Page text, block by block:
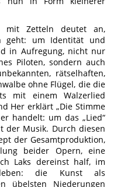
mit Zetteln deutet an,
geht: um Identität und
in Aufregung, nicht nur
Piloten, sondern auch
rätselhaften,
ohne Flügel, die die
mit einem Walzerlied
Her erklärt „Die Stimme
handelt: um das „Lied“
der Musik. Durch diesen
der Gesamtproduktion,
beider Opern, eine
Laks dereinst half, im
die Kunst als
übelsten Niederungen